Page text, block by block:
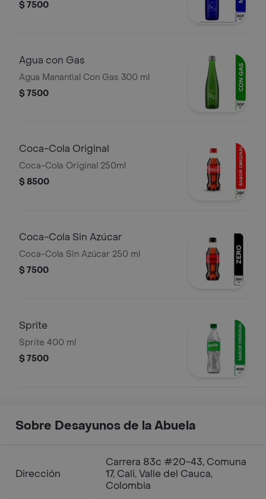
$ 7500
Agua con Gas
Agua Manantial Con Gas 300 ml
$ 7500
Coca-Cola Original
Coca-Cola Original 250ml
$ 8500
Coca-Cola Sin Azúcar
Coca-Cola Sin Azúcar 250 ml
$ 7500
Sprite
Sprite 400 ml
$ 7500
Sobre Desayunos de la Abuela
Dirección
Carrera 83c #20-43, Comuna
17, Cali, Valle del Cauca,
Colombia